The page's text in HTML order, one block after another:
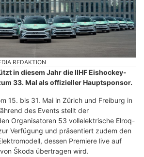
REDAKTION
in diesem Jahr die IIHF Eishockey-
33. Mal als offizieller Hauptsponsor.
15. bis 31. Mai in Zürich und Freiburg in
des Events stellt der
Organisatoren 53 vollelektrische Elroq-
Verfügung und präsentiert zudem den
dessen Premiere live auf
Škoda übertragen wird.